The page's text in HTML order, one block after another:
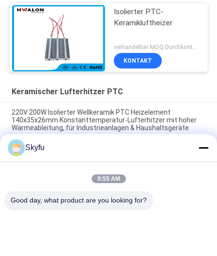
Isolierter PTC-
Keramikluftheizer
verhandelbar MOQ:Durchkontaktierung
KONTAKT
Keramischer Lufterhitzer PTC
220V 200W Isolierter Wellkeramik PTC Heizelement
140x35x26mm Konstanttemperatur-Lufterhitzer mit hoher
Wärmeableitung, für Industrieanlagen & Haushaltsgeräte
Raum Energieeinsparung PTC Auto Lüfterluftheizung
Konstante Temperatur Heizung Luftheizung Element sicher
zu Hause
48V 200W 75x76x26mm PTC Keramik-Luftgebläse-
Skyfu
9:55 AM
Good day, what product are you looking for?